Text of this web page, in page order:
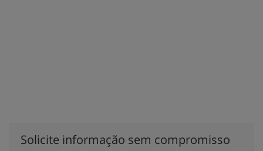
Solicite informação sem compromisso